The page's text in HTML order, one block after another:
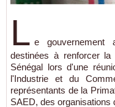
L e
destinées à renforcer
Sénégal lors d'une
l'Industrie et du
représentants de la
SAED, des